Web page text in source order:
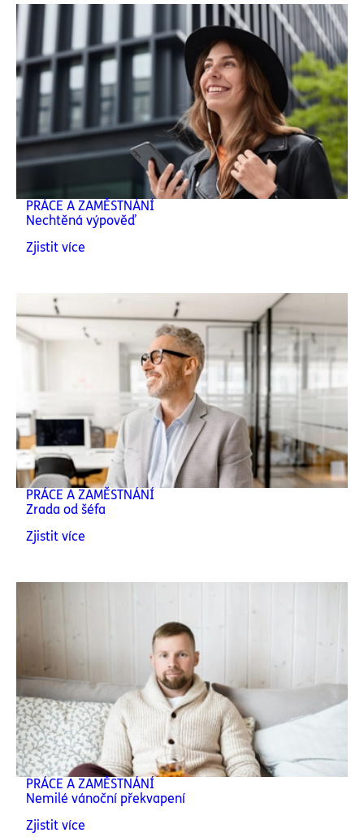
PRÁCE A ZAMĚSTNÁNÍ
Nechtěná výpověď
Zjistit více
PRÁCE A ZAMĚSTNÁNÍ
Zrada od šéfa
Zjistit více
PRÁCE A ZAMĚSTNÁNÍ
Nemilé vánoční překvapení
Zjistit více